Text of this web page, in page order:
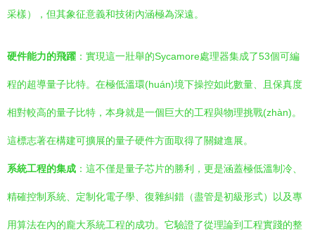
采樣），但其象征意義和技術內涵極為深遠。
硬件能力的飛躍 ：實現這一壯舉的Sycamore處理器集成了53個可編
程的超導量子比特。在極低溫環(huán)境下操控如此數量、且保真度
相對較高的量子比特，本身就是一個巨大的工程與物理挑戰(zhàn)。
這標志著在構建可擴展的量子硬件方面取得了關鍵進展。
系統工程的集成 ：這不僅是量子芯片的勝利，更是涵蓋極低溫制冷、
精確控制系統、定制化電子學、復雜糾錯（盡管是初級形式）以及專
用算法在內的龐大系統工程的成功。它驗證了從理論到工程實踐的整